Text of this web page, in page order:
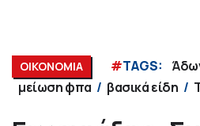
ΟΙΚΟΝΟΜΙΑ #TAGS:
μείωση φπα
βασικά είδη